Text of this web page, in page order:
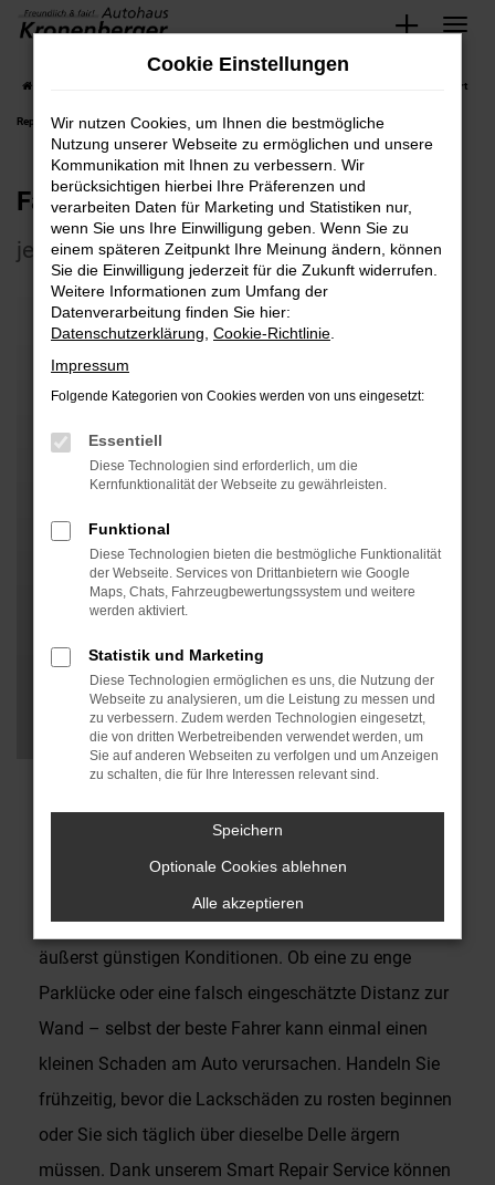
Zum
Fahrzeugpflege & Smart
Repair
Fahrzeugpflege & Smart Repair
jetzt sparen
Sparen hat einen Namen
Reparatur kleinerer Schäden
Wir beseitigen Kratzer oder Dellen schnell und zu
äußerst günstigen Konditionen. Ob eine zu enge
Parklücke oder eine falsch eingeschätzte Distanz zur
Wand – selbst der beste Fahrer kann einmal einen
kleinen Schaden am Auto verursachen. Handeln Sie
frühzeitig, bevor die Lackschäden zu rosten beginnen
oder Sie sich täglich über dieselbe Delle ärgern
müssen. Dank unserem Smart Repair Service können
Cookie Einstellungen
Wir nutzen Cookies, um Ihnen die bestmögliche
Nutzung unserer Webseite zu ermöglichen und unsere
Kommunikation mit Ihnen zu verbessern. Wir
berücksichtigen hierbei Ihre Präferenzen und
verarbeiten Daten für Marketing und Statistiken nur,
wenn Sie uns Ihre Einwilligung geben. Wenn Sie zu
einem späteren Zeitpunkt Ihre Meinung ändern, können
Sie die Einwilligung jederzeit für die Zukunft widerrufen.
Weitere Informationen zum Umfang der
Datenverarbeitung finden Sie hier:
Datenschutzerklärung Cookie-Richtlinie
Impressum
Folgende Kategorien von Cookies werden von uns eingesetzt:
Essentiell
Diese Technologien sind erforderlich, um die
Kernfunktionalität der Webseite zu gewährleisten.
Funktional
Diese Technologien bieten die bestmögliche Funktionalität
der Webseite. Services von Drittanbietern wie Google
Maps, Chats, Fahrzeugbewertungssystem und weitere
werden aktiviert.
Statistik und Marketing
Diese Technologien ermöglichen es uns, die Nutzung der
Webseite zu analysieren, um die Leistung zu messen und
zu verbessern. Zudem werden Technologien eingesetzt,
die von dritten Werbetreibenden verwendet werden, um
Sie auf anderen Webseiten zu verfolgen und um Anzeigen
zu schalten, die für Ihre Interessen relevant sind.
Speichern
Optionale Cookies ablehnen
Alle akzeptieren